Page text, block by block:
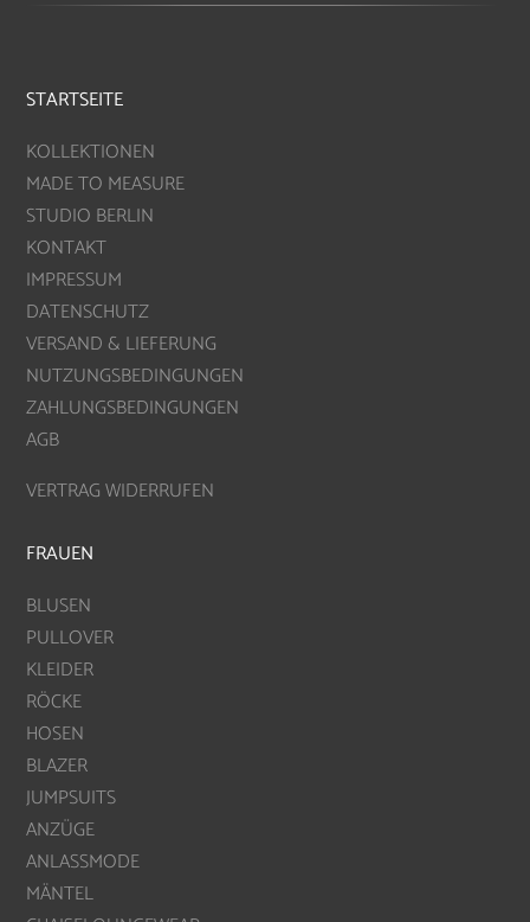
STARTSEITE
KOLLEKTIONEN
MADE TO MEASURE
STUDIO BERLIN
KONTAKT
IMPRESSUM
DATENSCHUTZ
VERSAND & LIEFERUNG
NUTZUNGSBEDINGUNGEN
ZAHLUNGSBEDINGUNGEN
AGB
VERTRAG WIDERRUFEN
FRAUEN
BLUSEN
PULLOVER
KLEIDER
RÖCKE
HOSEN
BLAZER
JUMPSUITS
ANZÜGE
ANLASSMODE
MÄNTEL